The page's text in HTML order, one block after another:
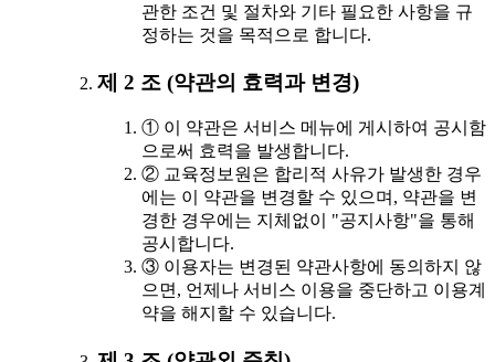
관한 조건 및 절차와 기타 필요한 사항을 규
정하는 것을 목적으로 합니다.
제 2 조 (약관의 효력과 변경)
① 이 약관은 서비스 메뉴에 게시하여 공시함
으로써 효력을 발생합니다.
② 교육정보원은 합리적 사유가 발생한 경우
에는 이 약관을 변경할 수 있으며, 약관을 변
경한 경우에는 지체없이 "공지사항"을 통해
공시합니다.
③ 이용자는 변경된 약관사항에 동의하지 않
으면, 언제나 서비스 이용을 중단하고 이용계
약을 해지할 수 있습니다.